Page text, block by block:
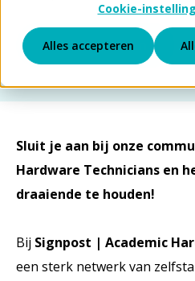
Cookie-
Alles accepteren
Ik wil solliciteren
Sluit je aan bij onze
Hardware Technicians en
draaiende te houden!
Bij Signpost | Academic
een sterk netwerk van